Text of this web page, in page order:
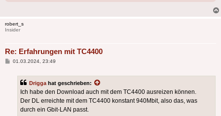
robert_s
Insider
Re: Erfahrungen mit TC4400
Beitrag
01.03.2024, 23:49
Drigga hat geschrieben:
Ich habe den Download auch mit dem TC4400 ausreizen können.
Der DL erreichte mit dem TC4400 konstant 940Mbit, also das, was
durch ein Gbit-LAN passt.